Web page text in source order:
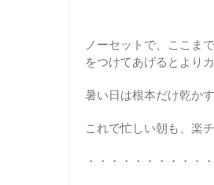
ノーセットで、ここま
をつけてあげるとより
暑い日は根本だけ乾か
これで忙しい朝も、楽
・・・・・・・・・・